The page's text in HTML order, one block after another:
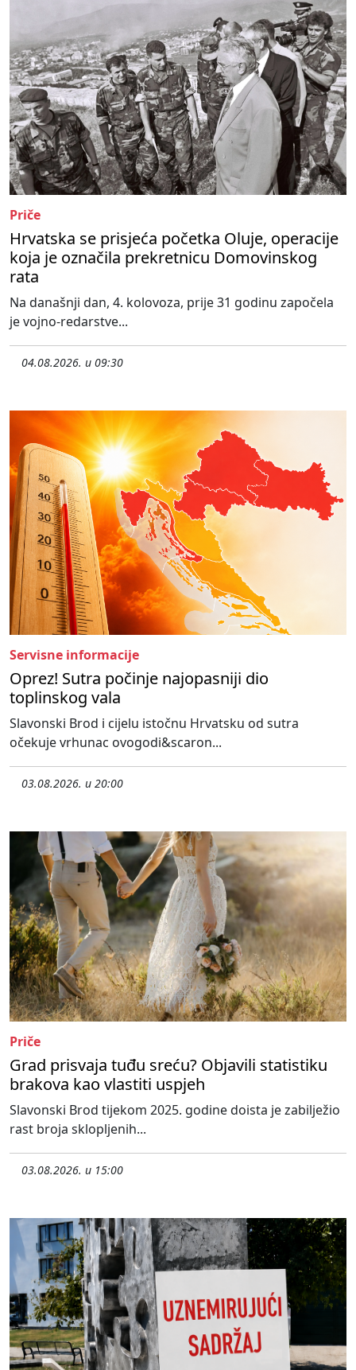
Priče
Hrvatska se prisjeća početka Oluje, operacije
koja je označila prekretnicu Domovinskog
rata
Na današnji dan, 4. kolovoza, prije 31 godinu započela
je vojno-redarstve...
04.08.2026. u 09:30
Servisne informacije
Oprez! Sutra počinje najopasniji dio
toplinskog vala
Slavonski Brod i cijelu istočnu Hrvatsku od sutra
očekuje vrhunac ovogodi&scaron...
03.08.2026. u 20:00
Priče
Grad prisvaja tuđu sreću? Objavili statistiku
brakova kao vlastiti uspjeh
Slavonski Brod tijekom 2025. godine doista je zabilježio
rast broja sklopljenih...
03.08.2026. u 15:00